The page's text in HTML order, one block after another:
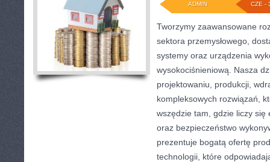
CZE -
ADMIN
Tworzymy zaawansowane
sektora przemysłowego,
systemy oraz urządzenia
wysokociśnieniową. Nasza
projektowaniu, produkcji,
kompleksowych rozwiązań,
wszędzie tam, gdzie liczy się
oraz bezpieczeństwo
prezentuje bogatą ofertę
technologii, które